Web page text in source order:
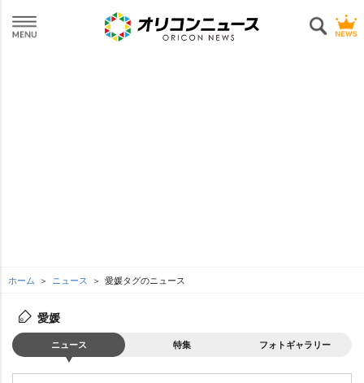
ホーム ニュース 愛媛タグのニュース
愛媛
ニュース 特集 フォトギャラリー